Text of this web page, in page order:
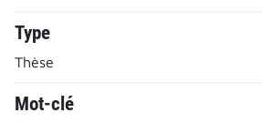
Type
Thèse
Mot-clé